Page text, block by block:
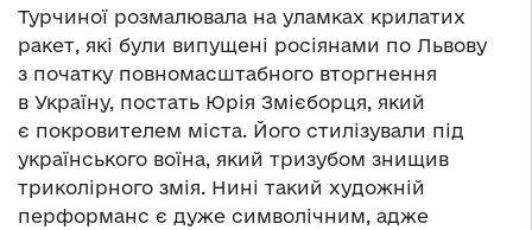
Турчиної розмалювала на уламках крилатих
ракет, які були випущені росіянами по Львову
з початку повномасштабного вторгнення
в Україну, постать Юрія Змієборця, який
є покровителем міста. Його стилізували під
українського воїна, який тризубом знищив
триколірного змія. Нині такий художній
перформанс є дуже символічним, адже